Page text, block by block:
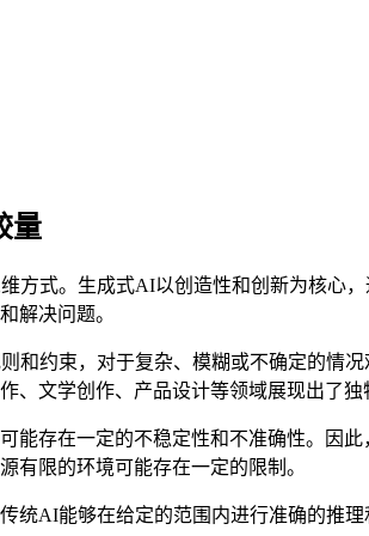
量
式。生成式AI以创造性和创新为核心
解决问题。
约束，对于复杂、模糊或不确定的情
文学创作、产品设计等领域展现出了独
存在一定的不稳定性和不准确性。因
有限的环境可能存在一定的限制。
AI能够在给定的范围内进行准确的推